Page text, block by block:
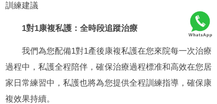
訓練建議
1對1康複私護：全時段追蹤治療
我們為您配備1對1產後康複私護在您來院每一次治療
過程中，私護全程陪伴，確保治療過程標准和高效在您居
家日常練習中，私護也將為您提供全程訓練指導，確保康
複效果持續。